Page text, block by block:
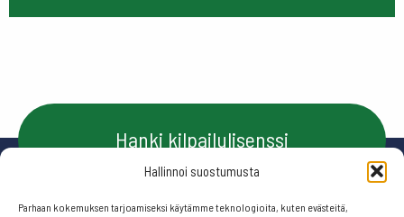
Hallinnoi suostumusta
Parhaan kokemuksen tarjoamiseksi käytämme teknologioita, kuten evästeitä,
Hanki kilpailulisenssi